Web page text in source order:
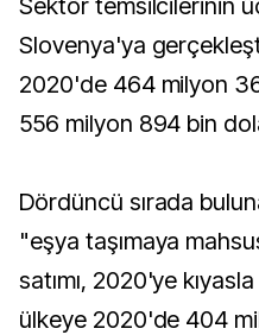
Sektör temsilcilerinin
Slovenya'ya
2020'de 464 milyon
556 milyon 894 bin
Dördüncü sırada
"eşya taşımaya
satımı, 2020'ye
ülkeye 2020'de 404